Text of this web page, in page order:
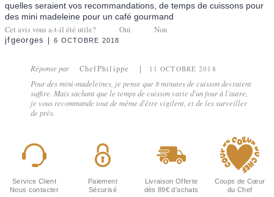
quelles seraient vos recommandations, de temps de cuissons pour
des mini madeleine pour un café gourmand
Cet avis vous a-t-il été utile? Oui Non
jfgeorges 6 OCTOBRE 2018
Réponse par ChefPhilippe 11 OCTOBRE 2018
Pour des mini-madeleines, je pense que 8 minutes de cuisson devraient
suffire. Mais sachant que le temps de cuisson varie d'un four à l'autre,
je vous recommande tout de même d'être vigilent, et de les surveiller
de près.
Service Client
Nous contacter
Paiement
Sécurisé
Livraison Offerte
dès 89€ d'achats
Coups de Cœur
du Chef